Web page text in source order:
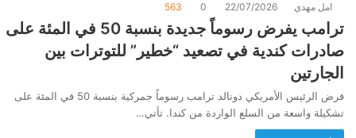
امل مهدي 22/07/2026
0
563
ترامب يفرض رسوماً جديدة بنسبة 50 في المئة على
صادرات كندية في تصعيد “خطير” للتوترات بين
الجارتين
فرض الرئيس الأمريكي دونالد ترامب رسوماً جمركية بنسبة 50 في المئة على
تشكيلة واسعة من السلع الواردة من كندا. تأتي…